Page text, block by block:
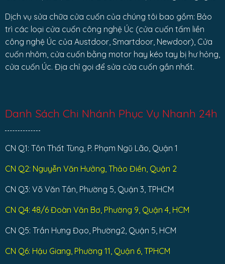
Dịch vụ sửa chữa cửa cuốn của chúng tôi bao gồm: Bảo
trì các loại cửa cuốn công nghệ Úc (cửa cuốn tấm liền
công nghệ Úc của Austdoor, Smartdoor, Newdoor), Cửa
cuốn nhôm, cửa cuốn bằng motor hay kéo tay bị hư hỏng,
cửa cuốn Úc. Địa chỉ gọi để sửa cửa cuốn gần nhất.
Danh Sách Chi Nhánh Phục Vụ Nhanh 24h
CN Q1: Tôn Thất Tùng, P. Phạm Ngũ Lão, Quận 1
CN Q2: Nguyễn Văn Hưởng, Thảo Điền, Quận 2
CN Q3: Võ Văn Tần, Phường 5, Quận 3, TPHCM
CN Q4: 48/6 Đoàn Văn Bơ, Phường 9, Quận 4, HCM
CN Q5: Trần Hưng Đạo, Phường2, Quận 5, HCM
CN Q6: Hậu Giang, Phường 11, Quận 6, TPHCM